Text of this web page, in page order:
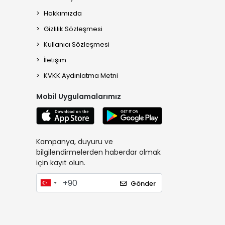
Hakkımızda
Gizlilik Sözleşmesi
Kullanıcı Sözleşmesi
İletişim
KVKK Aydınlatma Metni
Mobil Uygulamalarımız
Kampanya, duyuru ve
bilgilendirmelerden haberdar olmak
için kayıt olun.
Gönder